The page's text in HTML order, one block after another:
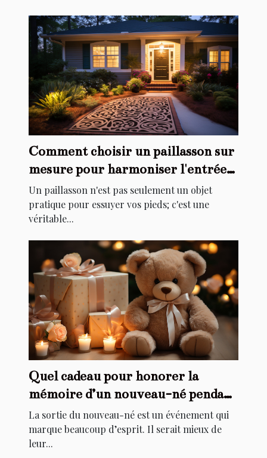
Comment choisir un paillasson sur
mesure pour harmoniser l'entrée
de votre maison
Un paillasson n'est pas seulement un objet
pratique pour essuyer vos pieds; c'est une
véritable...
Quel cadeau pour honorer la
mémoire d’un nouveau-né pendant
son baptême ?
La sortie du nouveau-né est un événement qui
marque beaucoup d’esprit. Il serait mieux de
leur...